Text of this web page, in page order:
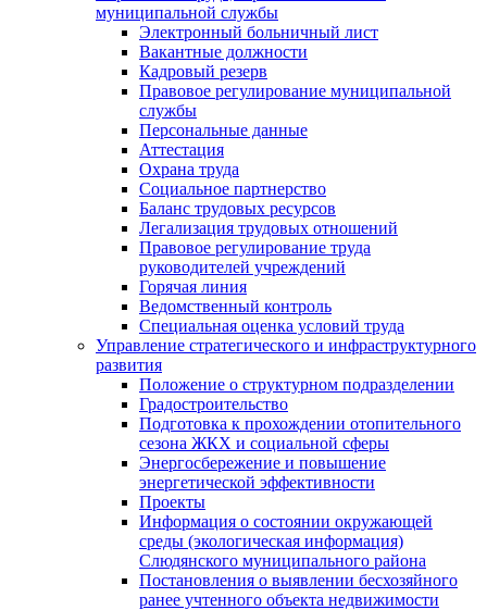
муниципальной службы
Электронный больничный лист
Вакантные должности
Кадровый резерв
Правовое регулирование муниципальной
службы
Персональные данные
Аттестация
Охрана труда
Социальное партнерство
Баланс трудовых ресурсов
Легализация трудовых отношений
Правовое регулирование труда
руководителей учреждений
Горячая линия
Ведомственный контроль
Специальная оценка условий труда
Управление стратегического и инфраструктурного
развития
Положение о структурном подразделении
Градостроительство
Подготовка к прохождении отопительного
сезона ЖКХ и социальной сферы
Энергосбережение и повышение
энергетической эффективности
Проекты
Информация о состоянии окружающей
среды (экологическая информация)
Слюдянского муниципального района
Постановления о выявлении бесхозяйного
ранее учтенного объекта недвижимости